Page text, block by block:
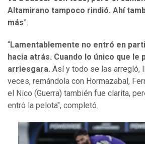
Altamirano tampoco rindió. Ahí
más”.
“Lamentablemente no entró en
hacia atrás. Cuando lo único que le
arriesgara. Así y todo se las arregló,
veces, remándola con Hormazabal,
el Nico (Guerra) también fue clarita,
entró la pelota", completó.